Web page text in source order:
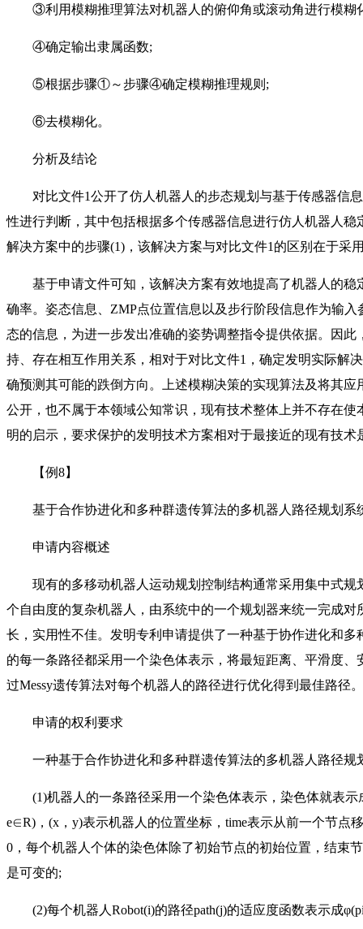
③利用模糊推理算法对机器人的俯仰角或滚动角进行模糊
④确定输出隶属函数;
⑤根据步骤①～步骤④确定模糊推理规则;
⑥去模糊化。
分析及结论
对比文件1公开了仿人机器人的步态规划与基于传感器信
性进行判断，其中包括根据多个传感器信息进行仿人机器人
解决方案中的步骤(1)，该解决方案与对比文件1的区别在于采
基于申请文件可知，该解决方案有效地提高了机器人的稳
确率。姿态信息、ZMP点位置信息以及步行阶段信息作为输
态的信息，为进一步发出准确的姿势调整指令提供依据。因
持、存在相互作用关系，相对于对比文件1，确定发明实际解
确预测其可能的跌倒方向。上述模糊决策的实现算法及将其
公开，也不属于本领域公知常识，现有技术整体上并不存在
明的启示，要求保护的发明技术方案相对于最接近的现有技
【例8】
基于合作协进化和多种群遗传算法的多机器人路径规划系
申请内容概述
现有的多移动机器人运动规划控制结构通常采用集中式规
个自由度的复杂机器人，由系统中的一个规划器来统一完成
长，实用性不佳。发明专利申请提供了一种基于协作进化和
的每一条路径都采用一个染色体表示，将最短距离、平滑度
过Messy遗传算法对每个机器人的路径进行优化得到最佳路径。
申请的权利要求
一种基于合作协进化和多种群遗传算法的多机器人路径规
(1)机器人的一条路径采用一个染色体表示，染色体就表示
e∈R)，(x，y)表示机器人的位置坐标，time表示从前一个节点
0，每个机器人个体的染色体除了初始节点的初始位置，结束
是可变的;
(2)每个机器人Robot(i)的路径path(j)的适应度函数表示成